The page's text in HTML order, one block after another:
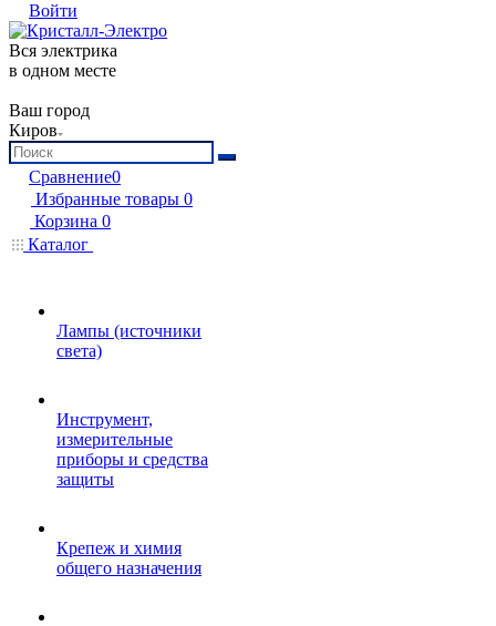
Войти
Вся электрика
в одном месте
Ваш город
Киров
Сравнение0
Избранные товары 0
Корзина 0
Каталог
Лампы (источники
света)
Инструмент,
измерительные
приборы и средства
защиты
Крепеж и химия
общего назначения